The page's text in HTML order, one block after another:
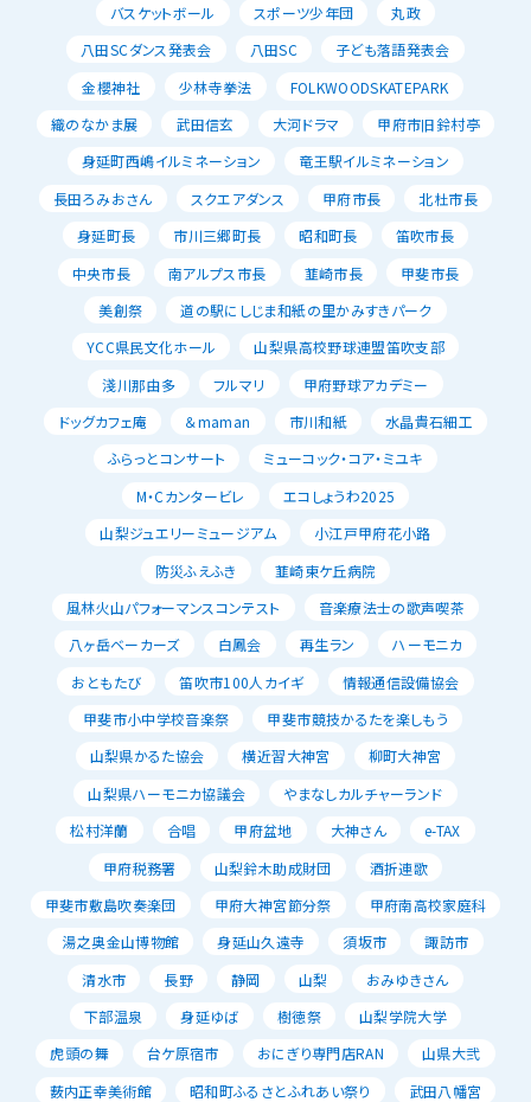
バスケットボール
スポーツ少年団
丸政
八田SCダンス発表会
八田SC
子ども落語発表会
金櫻神社
少林寺拳法
FOLKWOODSKATEPARK
織のなかま展
武田信玄 大河ドラマ
甲府市旧鈴村亭
身延町西嶋イルミネーション
竜王駅イルミネーション
長田ろみおさん
スクエアダンス 甲府市長
北杜市長
身延町長
市川三郷町長 昭和町長
笛吹市長
中央市長
南アルプス市長 韮崎市長
甲斐市長
美創祭
道の駅にしじま和紙の里かみすきパーク
YCC県民文化ホール
山梨県高校野球連盟笛吹支部
淺川那由多
フルマリ
甲府野球アカデミー
ドッグカフェ庵
＆maman 市川和紙
水晶貴石細工
ふらっとコンサート
ミューコック・コア・ミユキ
M・Cカンタービレ
エコしょうわ2025
山梨ジュエリーミュージアム
小江戸甲府花小路
防災ふえふき
韮崎東ケ丘病院
風林火山パフォーマンスコンテスト
音楽療法士の歌声喫茶
八ヶ岳ベーカーズ
白鳳会 再生ラン
ハーモニカ
おともたび
笛吹市100人カイギ
情報通信設備協会
甲斐市小中学校音楽祭
甲斐市競技かるたを楽しもう
山梨県かるた協会
横近習大神宮
柳町大神宮
山梨県ハーモニカ協議会
やまなしカルチャーランド
松村洋蘭
合唱 甲府盆地 大神さん
e-TAX
甲府税務署
山梨鈴木助成財団
酒折連歌
甲斐市敷島吹奏楽団
甲府大神宮節分祭
甲府南高校家庭科
湯之奥金山博物館
身延山久遠寺 須坂市
諏訪市
清水市
長野 静岡 山梨
おみゆきさん
下部温泉
身延ゆば 樹徳祭
山梨学院大学
虎頭の舞
台ケ原宿市 おにぎり専門店RAN
山県大弐
薮内正幸美術館
昭和町ふるさとふれあい祭り
武田八幡宮